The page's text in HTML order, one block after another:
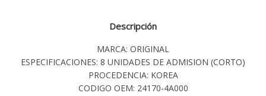
Descripción
MARCA: ORIGINAL
ESPECIFICACIONES: 8 UNIDADES DE ADMISION (CORTO)
PROCEDENCIA: KOREA
CODIGO OEM: 24170-4A000